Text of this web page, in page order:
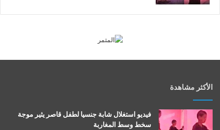
الأكثر مشاهدة
فيديو استغلال شابة جنسيا لطفل قاصر يثير موجة
سخط وسط المغاربة